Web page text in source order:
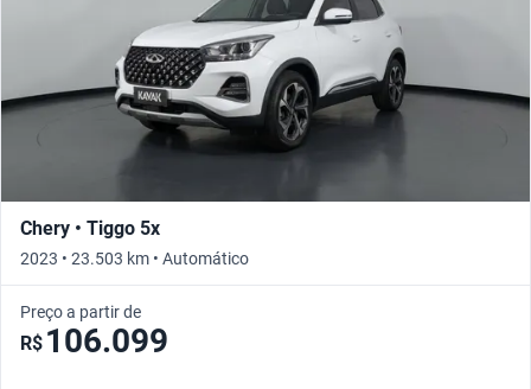
Chery • Tiggo 5x
2023 • 23.503 km • Automático
Preço a partir de
R$ 106.099